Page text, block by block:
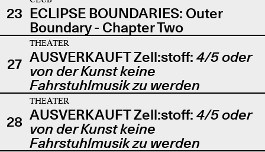
23 ECLIPSE BOUNDARIES: Outer
Boundary - Chapter Two
27
THEATER
AUSVERKAUFT Zell:stoff: 4/5 oder
von der Kunst keine
Fahrstuhlmusik zu werden
28
THEATER
AUSVERKAUFT Zell:stoff: 4/5 oder
von der Kunst keine
Fahrstuhlmusik zu werden